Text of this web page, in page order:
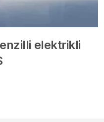
elektrikli